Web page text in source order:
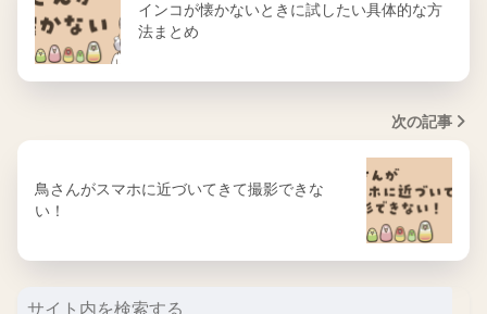
インコが懐かないときに試したい具体的な方
法まとめ
次の記事
鳥さんがスマホに近づいてきて撮影できな
い！